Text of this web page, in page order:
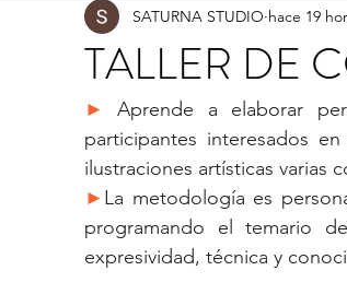
TALLER DE
SATURNA STUDIO hace 19
► Aprende a elaborar
participantes interesados en
ilustraciones artísticas varias
► La metodología es
programando el temario
expresividad, técnica y